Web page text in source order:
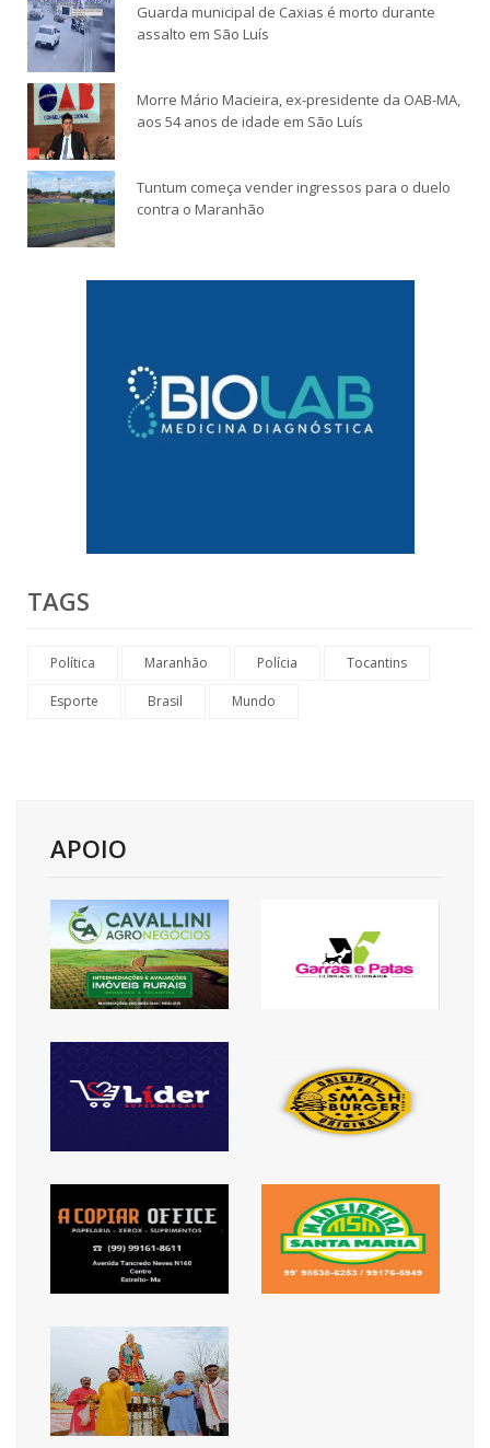
Guarda municipal de Caxias é morto durante
assalto em São Luís
Morre Mário Macieira, ex-presidente da OAB-MA,
aos 54 anos de idade em São Luís
Tuntum começa vender ingressos para o duelo
contra o Maranhão
TAGS
Política Maranhão Polícia Tocantins
Esporte Brasil Mundo
APOIO